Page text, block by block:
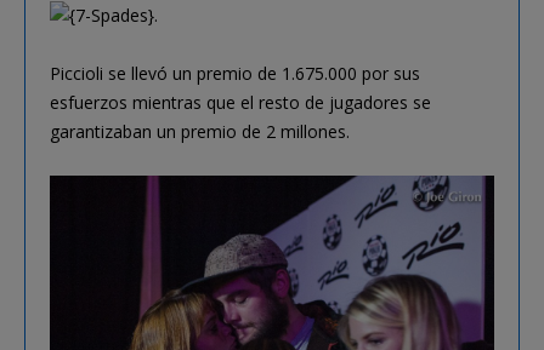
.
Piccioli se llevó un premio de 1.675.000 por sus
esfuerzos mientras que el resto de jugadores se
garantizaban un premio de 2 millones.